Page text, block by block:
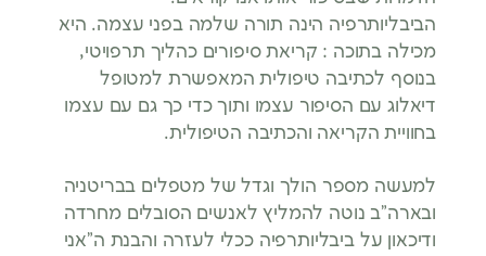
הביבליותרפיה הינה תורה שלמה בפני עצמה. היא
מכילה בתוכה : קריאת סיפורים כהליך תרפויטי,
בנוסף לכתיבה טיפולית המאפשרת למטופל
דיאלוג עם הסיפור עצמו ותוך כדי כך גם עם עצמו
בחוויית הקריאה והכתיבה הטיפולית.
למעשה מספר הולך וגדל של מטפלים בבריטניה
ובארה”ב נוטה להמליץ לאנשים הסובלים מחרדה
ודיכאון על ביבליותרפיה ככלי לעזרה והבנת ה”אני